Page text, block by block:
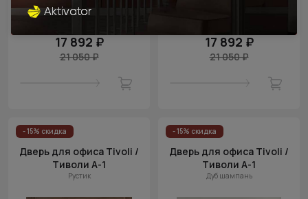
17 892 ₽
21 050 ₽
17 892 ₽
21 050 ₽
- 15% скидка
Дверь для офиса Tivoli /
Тиволи А-1
Рустик
- 15% скидка
Дверь для офиса Tivoli /
Тиволи А-1
Дуб шампань